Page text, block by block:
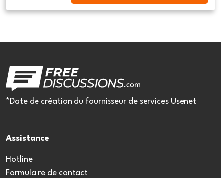
*Date de création du fournisseur de services Usenet
Assistance
Hotline
Formulaire de contact